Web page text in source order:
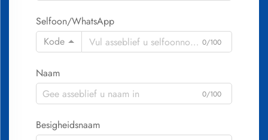
Selfoon/WhatsApp
Kode
0/100
Naam
0/100
Besigheidsnaam